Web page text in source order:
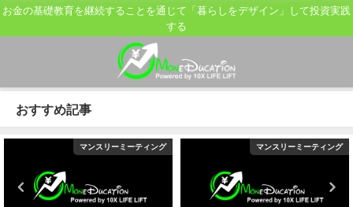
お金の基礎教育を継続することを通じて「暮らしをデザイン」して投資実践
する
おすすめ記事
マンスリーミーティング マンスリーミーティング